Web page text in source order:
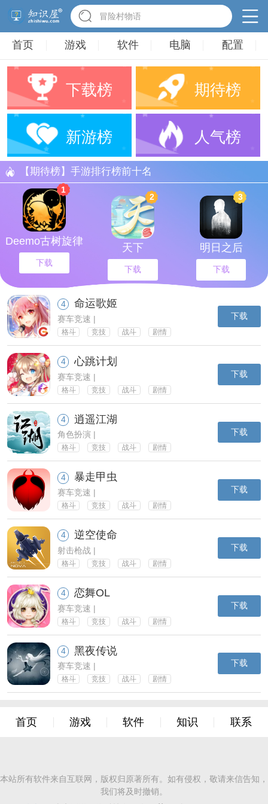
冒险村物语
英雄无敌3塔防
驾考家园手游
首页 游戏 软件 电脑 配置
下载榜 期待榜
新游榜 人气榜
【期待榜】手游排行榜前十名
1
Deemo古树旋律
下载
2
天下
下载
3
明日之后
下载
4 命运歌姬
赛车竞速 |
格斗 竞技 战斗 剧情
下载
4 心跳计划
赛车竞速 |
格斗 竞技 战斗 剧情
下载
4 逍遥江湖
角色扮演 |
格斗 竞技 战斗 剧情
下载
4 暴走甲虫
赛车竞速 |
格斗 竞技 战斗 剧情
下载
4 逆空使命
射击枪战 |
格斗 竞技 战斗 剧情
下载
4 恋舞OL
赛车竞速 |
格斗 竞技 战斗 剧情
下载
4 黑夜传说
赛车竞速 |
格斗 竞技 战斗 剧情
下载
首页 游戏 软件 知识 联系
本站所有软件来自互联网，版权归原著所有。如有侵权，敬请来信告知，
我们将及时撤销。